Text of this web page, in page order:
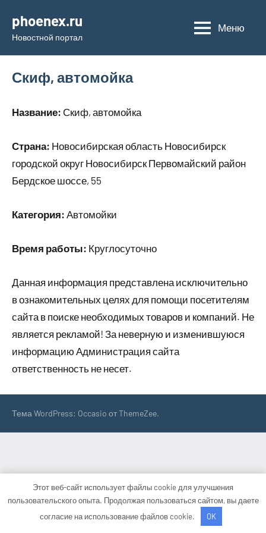
содержимому
phoenex.ru
Новостной портал
Меню
Скиф, автомойка
Название: Скиф, автомойка
Страна: Новосибирская область Новосибирск
городской округ Новосибирск Первомайский район
Бердское шоссе, 55
Категория: Автомойки
Время работы: Круглосуточно
Данная информация представлена исключительно
в ознакомительных целях для помощи посетителям
сайта в поиске необходимых товаров и компаний. Не
является рекламой! За неверную и изменившуюся
информацию Администрация сайта
ответственность не несет.
Тема WordPress: Occasio от ThemeZee.
Этот веб-сайт использует файлы cookie для улучшения
пользовательского опыта. Продолжая пользоваться сайтом, вы даете
согласие на использование файлов cookie.
OK